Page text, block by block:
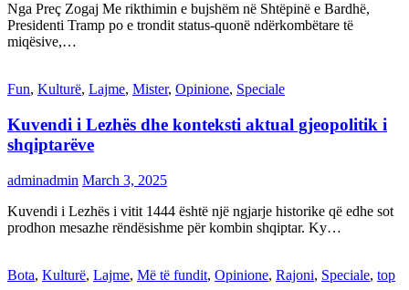
Nga Preç Zogaj Me rikthimin e bujshëm në Shtëpinë e Bardhë,
Presidenti Tramp po e trondit status-quonë ndërkombëtare të
miqësive,…
Fun, Kulturë, Lajme, Mister, Opinione, Speciale
Kuvendi i Lezhës dhe konteksti aktual gjeopolitik i
shqiptarëve
adminadmin March 3, 2025
Kuvendi i Lezhës i vitit 1444 është një ngjarje historike që edhe sot
prodhon mesazhe rëndësishme për kombin shqiptar. Ky…
Bota, Kulturë, Lajme, Më të fundit, Opinione, Rajoni, Speciale, top